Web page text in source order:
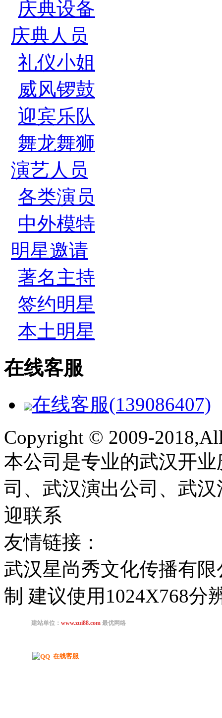
庆典设备
庆典人员
礼仪小姐
威风锣鼓
迎宾乐队
舞龙舞狮
演艺人员
各类演员
中外模特
明星邀请
著名主持
签约明星
本土明星
在线客服
在线客服(139086407)
Copyright © 2009-
本公司是专业的武汉开
司、武汉演出公司、武
迎联系
友情链接：
武汉星尚秀文化传播有
制 建议使用1024X768分
在线客服